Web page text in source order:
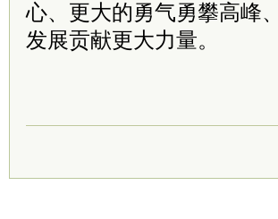
心、更大的勇气勇攀高峰
发展贡献更大力量。